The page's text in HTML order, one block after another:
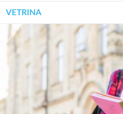
VETRINA